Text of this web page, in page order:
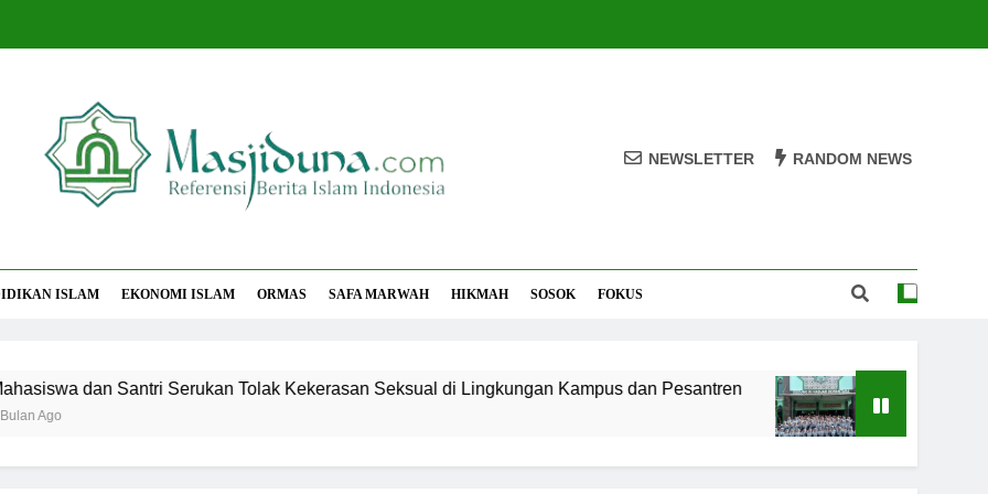
NEWSLETTER RANDOM NEWS
ISLAM EKONOMI ISLAM ORMAS SAFA MARWAH HIKMAH SOSOK FOKUS
dan Santri Serukan Tolak Kekerasan Seksual di Lingkungan Kampus dan Pesantren Santri MANPK
5 Bulan Ago